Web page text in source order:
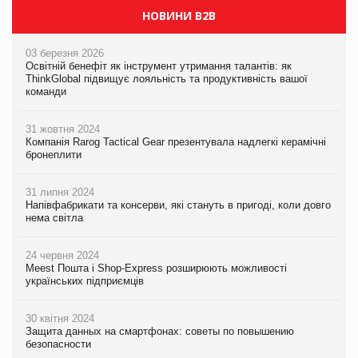
НОВИНИ B2B
03 березня 2026
Освітній бенефіт як інструмент утримання талантів: як
ThinkGlobal підвищує лояльність та продуктивність вашої
команди
31 жовтня 2024
Компанія Rarog Tactical Gear презентувала надлегкі керамічні
бронеплити
31 липня 2024
Напівфабрикати та консерви, які стануть в пригоді, коли довго
нема світла
24 червня 2024
Meest Пошта і Shop-Express розширюють можливості
українських підприємців
30 квітня 2024
Защита данных на смартфонах: советы по повышению
безопасности